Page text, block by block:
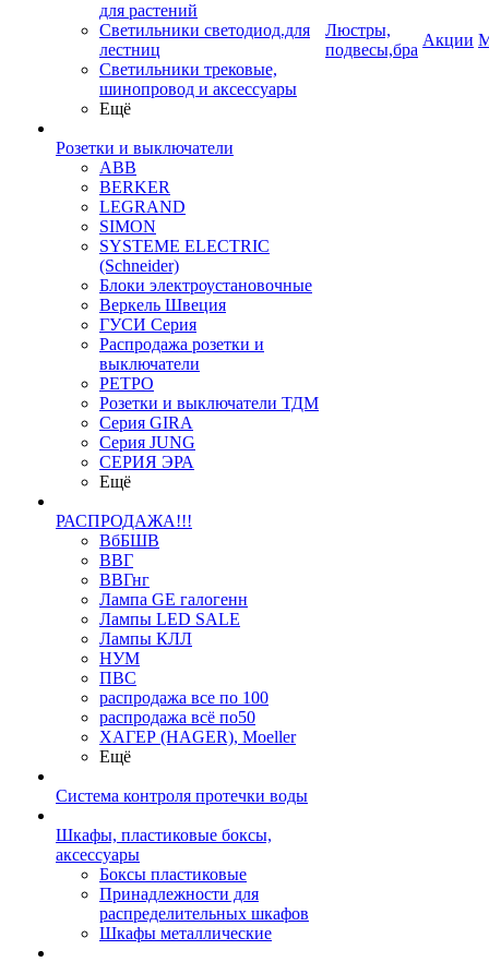
для растений
Светильники светодиод.для
лестниц
Светильники трековые,
шинопровод и аксессуары
Ещё
Розетки и выключатели
ABB
BERKER
LEGRAND
SIMON
SYSTEME ELECTRIC
(Schneider)
Блоки электроустановочные
Веркель Швеция
ГУСИ Серия
Распродажа розетки и
выключатели
РЕТРО
Розетки и выключатели ТДМ
Серия GIRA
Серия JUNG
СЕРИЯ ЭРА
Ещё
РАСПРОДАЖА!!!
ВбБШВ
ВВГ
ВВГнг
Лампа GE галогенн
Лампы LED SALE
Лампы КЛЛ
НУМ
ПВС
распродажа все по 100
распродажа всё по50
ХАГЕР (HAGER), Moeller
Ещё
Система контроля протечки воды
Шкафы, пластиковые боксы,
аксессуары
Боксы пластиковые
Принадлежности для
распределительных шкафов
Шкафы металлические
Люстры,
подвесы,бра
Акции